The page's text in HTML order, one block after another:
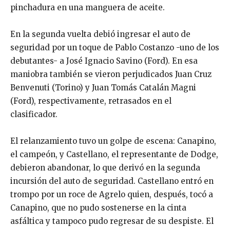
pinchadura en una manguera de aceite.
En la segunda vuelta debió ingresar el auto de
seguridad por un toque de Pablo Costanzo -uno de los
debutantes- a José Ignacio Savino (Ford). En esa
maniobra también se vieron perjudicados Juan Cruz
Benvenuti (Torino) y Juan Tomás Catalán Magni
(Ford), respectivamente, retrasados en el
clasificador.
El relanzamiento tuvo un golpe de escena: Canapino,
el campeón, y Castellano, el representante de Dodge,
debieron abandonar, lo que derivó en la segunda
incursión del auto de seguridad. Castellano entró en
trompo por un roce de Agrelo quien, después, tocó a
Canapino, que no pudo sostenerse en la cinta
asfáltica y tampoco pudo regresar de su despiste. El